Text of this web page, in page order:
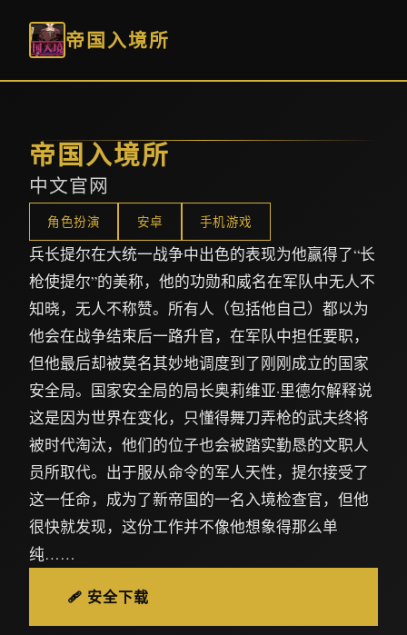
帝国入境所
帝国入境所
中文官网
角色扮演 安卓 手机游戏
兵长提尔在大统一战争中出色的表现为他赢得了“长
枪使提尔”的美称，他的功勋和威名在军队中无人不
知晓，无人不称赞。所有人（包括他自己）都以为
他会在战争结束后一路升官，在军队中担任要职，
但他最后却被莫名其妙地调度到了刚刚成立的国家
安全局。国家安全局的局长奥莉维亚·里德尔解释说
这是因为世界在变化，只懂得舞刀弄枪的武夫终将
被时代淘汰，他们的位子也会被踏实勤恳的文职人
员所取代。出于服从命令的军人天性，提尔接受了
这一任命，成为了新帝国的一名入境检查官，但他
很快就发现，这份工作并不像他想象得那么单
纯……
🩹 安全下载